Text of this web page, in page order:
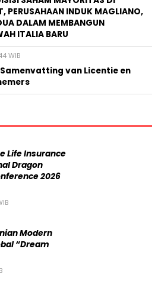
PERUSAHAAN INDUK MAGLIANO,
DALAM MEMBANGUN
ITALIA BARU
WIB
van Licentie en
Life Insurance
Dragon
2026
Modern
“Dream